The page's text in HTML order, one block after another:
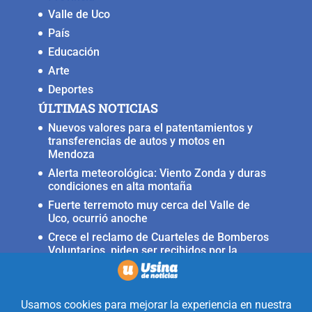
Valle de Uco
País
Educación
Arte
Deportes
ÚLTIMAS NOTICIAS
Nuevos valores para el patentamientos y
transferencias de autos y motos en
Mendoza
Alerta meteorológica: Viento Zonda y duras
condiciones en alta montaña
Fuerte terremoto muy cerca del Valle de
Uco, ocurrió anoche
Crece el reclamo de Cuarteles de Bomberos
Voluntarios, piden ser recibidos por la
Llega a San Carlos la Copa Internacional